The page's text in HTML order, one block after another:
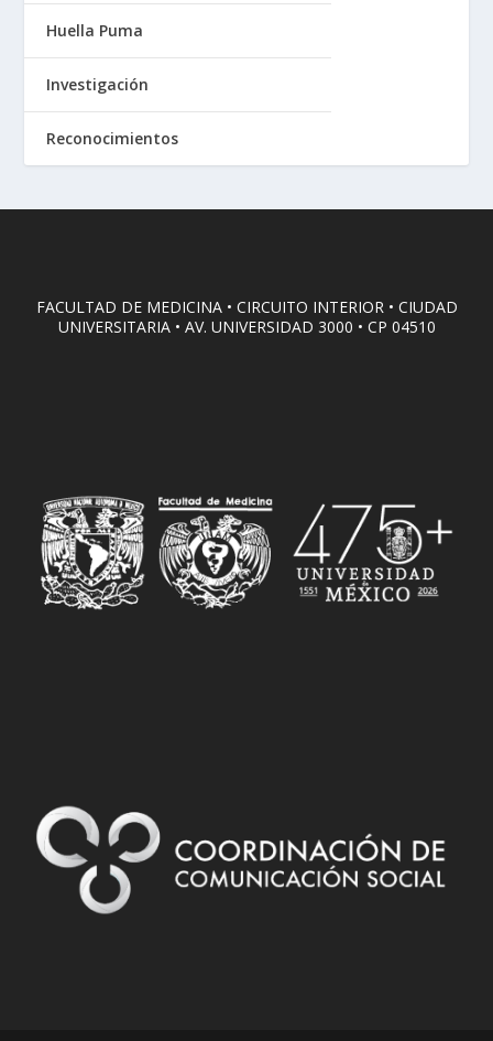
Huella Puma
Investigación
Reconocimientos
FACULTAD DE MEDICINA • CIRCUITO INTERIOR • CIUDAD
UNIVERSITARIA • AV. UNIVERSIDAD 3000 • CP 04510